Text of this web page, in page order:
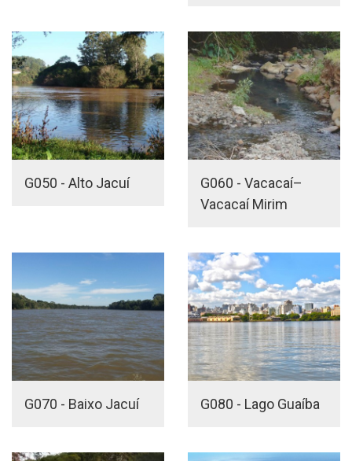
G050 - Alto Jacuí
G060 - Vacacaí–
Vacacaí Mirim
G070 - Baixo Jacuí G080 - Lago Guaíba